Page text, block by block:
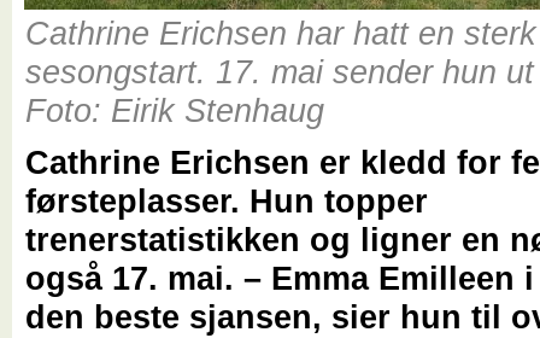
Cathrine Erichsen har hatt en sterk
sesongstart. 17. mai sender hun
Foto: Eirik Stenhaug
Cathrine Erichsen er kledd for
førsteplasser. Hun topper
trenerstatistikken og ligner en
også 17. mai. – Emma Emilleen i
den beste sjansen, sier hun til